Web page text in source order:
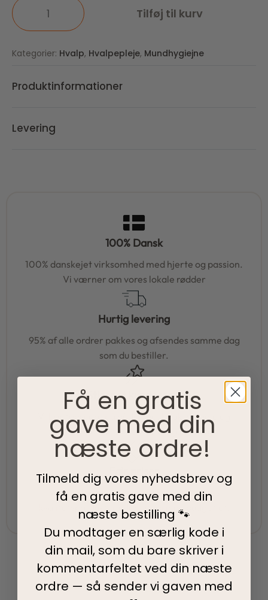
Tilføj til kurv
Kategorier: Hvalp, Hvalpepleje, Mundhygiejne
Produktinformationer
Levering
100% Dansk
100% danskejet virksomhed med hjerte og passion.
Vi værner om vores lokale rødder
Hurtig levering
95% af alle ordrer pakkes og afsendes samme dag
som du bestiller.
5-Stjernet kundeservice
Vi har topscore på både Facebook, Google og
Trustpilot - Vi er her for at hjælpe dig
Fair priser
Vi tilbyder fair priser, så I kan nyde vores
kvalitetsprodukter uden at springe budgettet.
Få en gratis
gave med din
næste ordre!
Tilmeld dig vores nyhedsbrev og
få en gratis gave med din
næste bestilling 🐾
Du modtager en særlig kode i
din mail, som du bare skriver i
kommentarfeltet ved din næste
ordre — så sender vi gaven med